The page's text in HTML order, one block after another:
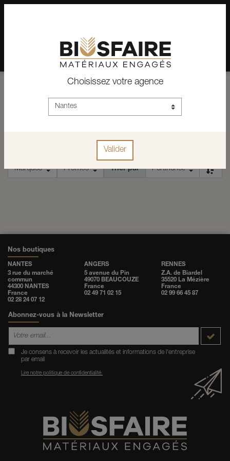
Depuis plus de 15 ans, conseil et vente de matériaux pour un
habitat pérenne.
Trier par
Nos boutiques
NANTES
3 rue du marché
commun
44300 NANTES
France
02 28 24 07 12
ANGERS
5 avenue du Pin
49070 BEAUCOUZE
France
02 49 71 02 15
RENNES
Z.A. de Biardel
35520 La Mézière
France
02 99 66 45 87
Abonnez-vous à la Newsletter
Je consens à recevoir les actualités et informations de l'entreprise
par email
Lire notre politique de confidentialité.
Choisissez votre agence
Valider